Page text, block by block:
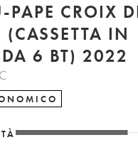
PAPE CROIX
IN
6 BT) 2022